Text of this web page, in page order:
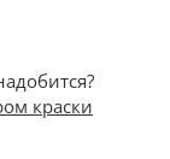
краски